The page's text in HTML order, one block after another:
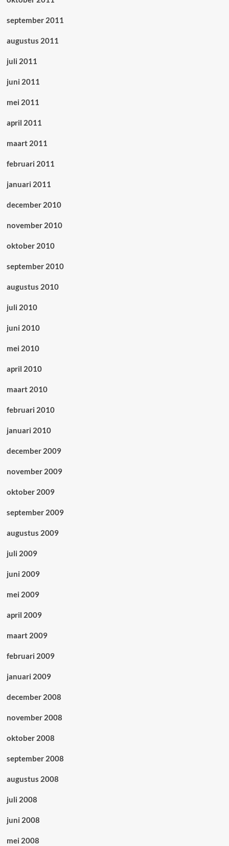
september 2011
augustus 2011
juli 2011
juni 2011
mei 2011
april 2011
maart 2011
februari 2011
januari 2011
december 2010
november 2010
oktober 2010
september 2010
augustus 2010
juli 2010
juni 2010
mei 2010
april 2010
maart 2010
februari 2010
januari 2010
december 2009
november 2009
oktober 2009
september 2009
augustus 2009
juli 2009
juni 2009
mei 2009
april 2009
maart 2009
februari 2009
januari 2009
december 2008
november 2008
oktober 2008
september 2008
augustus 2008
juli 2008
juni 2008
mei 2008